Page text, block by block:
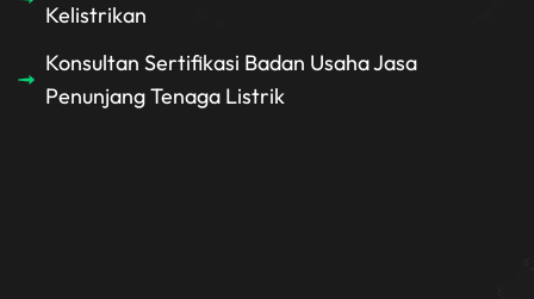
Kelistrikan
Konsultan Sertifikasi Badan Usaha Jasa
Penunjang Tenaga Listrik